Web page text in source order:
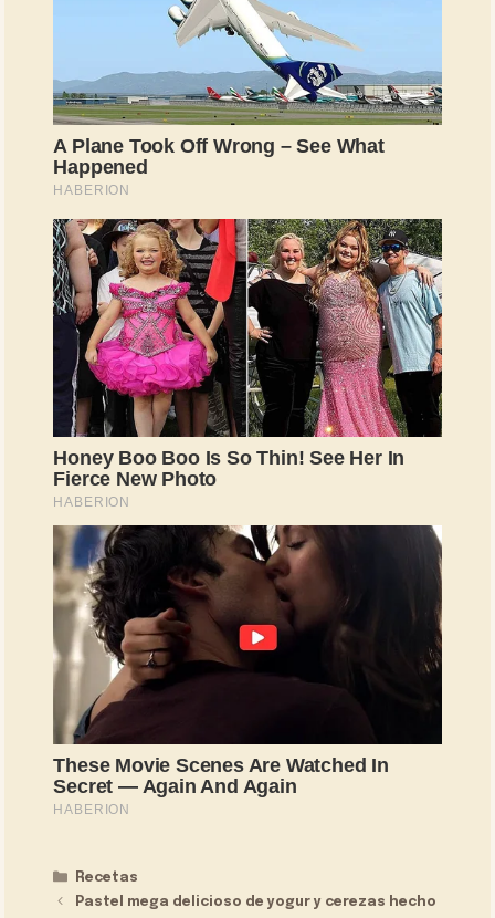
Categorías
Recetas
Pastel mega delicioso de yogur y cerezas hecho